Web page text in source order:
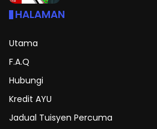
HALAMAN
Utama
F.A.Q
Hubungi
Kredit AYU
Jadual Tuisyen Percuma